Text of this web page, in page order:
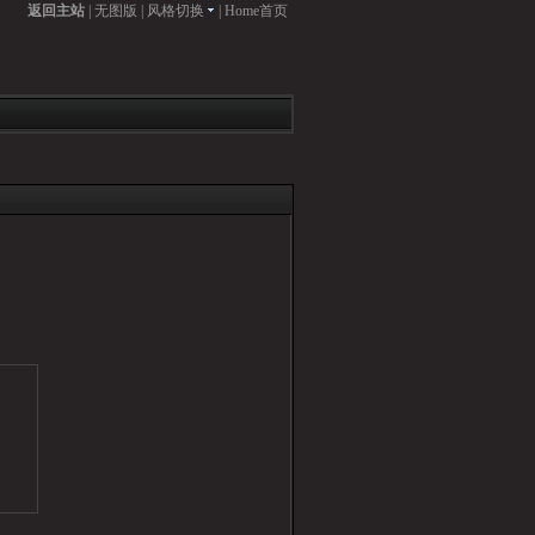
返回主站 无图版 风格切换 Home首页